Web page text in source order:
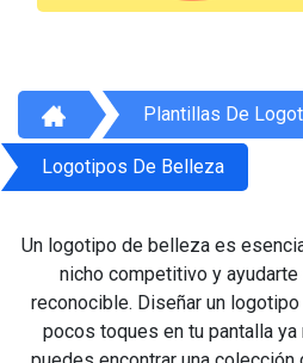
Plantillas De
Logotipos De Belleza
Un logotipo de belleza es
nicho competitivo y ayudarte
reconocible. Diseñar un
pocos toques en tu pantalla ya